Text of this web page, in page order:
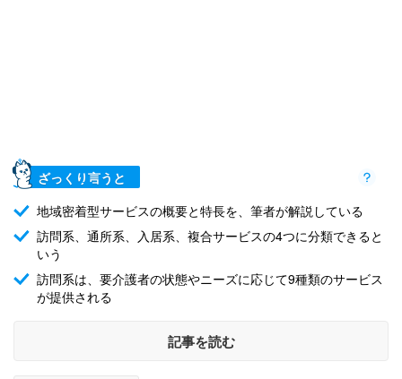
ざっくり言うと
地域密着型サービスの概要と特長を、筆者が解説している
訪問系、通所系、入居系、複合サービスの4つに分類できると
いう
訪問系は、要介護者の状態やニーズに応じて9種類のサービス
が提供される
記事を読む